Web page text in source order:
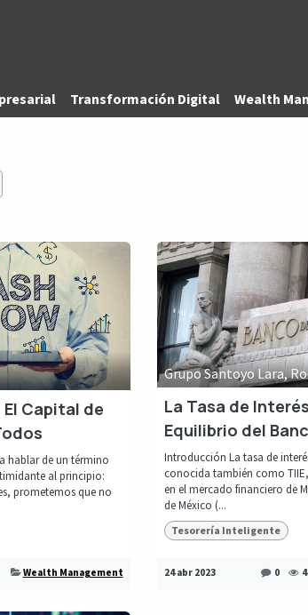
Transformación Digital Wealth
Capital de
hablar de un término
al principio:
prometemos que no
Wealth Management
Grupo Santoyo Lara,
La Tasa de
Equilibrio del
Introducción La tasa de
conocida también como
en el mercado financiero de
de México (...
Tesorería Inteligente
24 abr 2023 0